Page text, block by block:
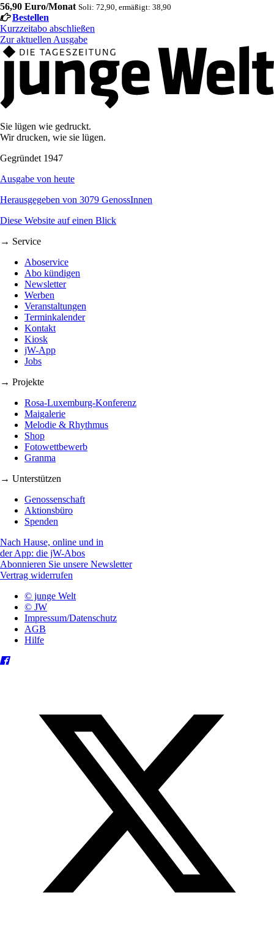
56,90 Euro/Monat Soli: 72,90, ermäßigt: 38,90
Bestellen
Kurzzeitabo abschließen
Zur aktuellen Ausgabe
Sie lügen wie gedruckt.
Wir drucken, wie sie lügen.
Gegründet 1947
Ausgabe von heute
Herausgegeben von 3079 GenossInnen
Diese Website auf einen Blick
→ Service
Aboservice
Abo kündigen
Newsletter
Werben
Veranstaltungen
Terminkalender
Kontakt
Kiosk
jW-App
Jobs
→ Projekte
Rosa-Luxemburg-Konferenz
Maigalerie
Melodie & Rhythmus
Shop
Fotowettbewerb
Granma
→ Unterstützen
Genossenschaft
Aktionsbüro
Spenden
Nach Hause, online und in
der App: die jW-Abos
Abonnieren Sie unsere Newsletter
Vertrag widerrufen
© junge Welt
© JW
Impressum/Datenschutz
AGB
Hilfe